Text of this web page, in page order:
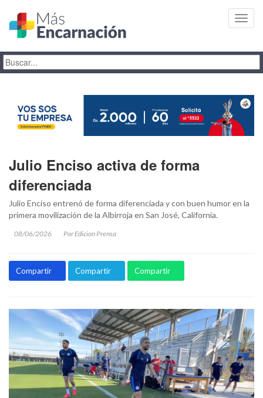
Julio Enciso activa de forma
diferenciada
Julio Enciso entrenó de forma diferenciada y con buen humor en la
primera movilización de la Albirroja en San José, California.
08/06/2026 Por Edicion Prensa
Compartir Compartir Compartir